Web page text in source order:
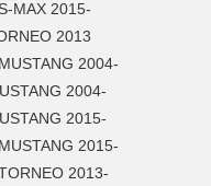
MAX 2015-
2013
2004-
2004-
2015-
2015-
2013-